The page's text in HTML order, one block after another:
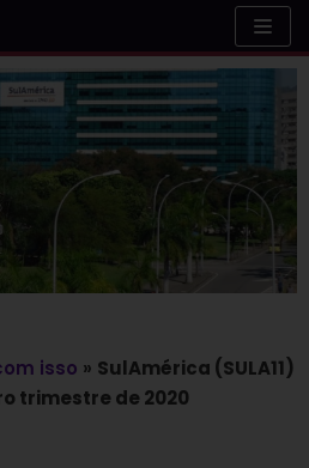
isso » SulAmérica (SULA11)
trimestre de 2020